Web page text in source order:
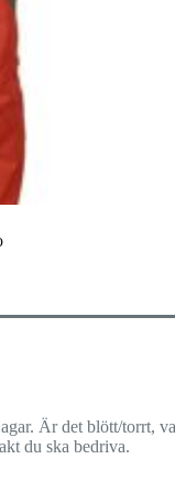
Är det blött/torrt,
du ska bedriva.